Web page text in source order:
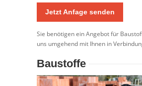
Jetzt Anfage senden
Sie benötigen ein Angebot für
uns umgehend mit Ihnen in
Baustoffe